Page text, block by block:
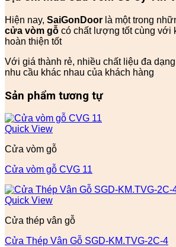
Hiện nay, SaiGonDoor là một trong
cửa vòm gỗ có chất lượng tốt cùng với
hoàn thiện tốt
Với giá thành rẻ, nhiều chất liệu đa
nhu cầu khác nhau của khách hàng
Sản phẩm tương tự
Quick View
Cửa vòm gỗ
Cửa vòm gỗ CVG 11
Quick View
Cửa thép vân gỗ
Cửa Thép Vân Gỗ SGD-KM.TVG-2C-4